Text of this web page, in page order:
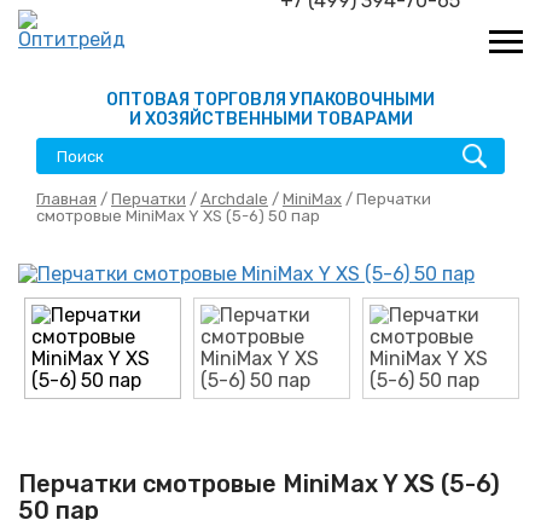
ОПТОВАЯ ТОРГОВЛЯ УПАКОВОЧНЫМИ
И ХОЗЯЙСТВЕННЫМИ ТОВАРАМИ
Главная / Перчатки / Archdale / MiniMax / Перчатки
смотровые MiniMax Y XS (5-6) 50 пар
Перчатки смотровые MiniMax Y XS (5-6)
50 пар